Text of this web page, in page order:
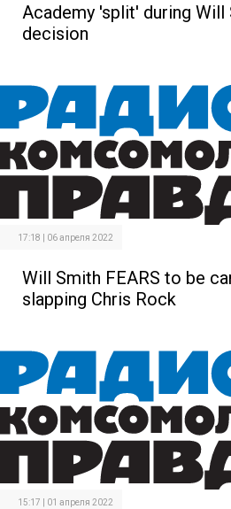
Academy 'split' during Will
decision
17:18 | 06 апреля 2022
Will Smith FEARS to be
slapping Chris Rock
15:17 | 01 апреля 2022